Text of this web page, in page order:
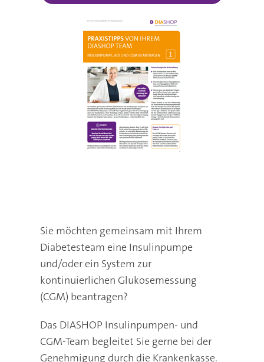
Sie möchten gemeinsam mit Ihrem
Diabetesteam eine Insulinpumpe
und/oder ein System zur
kontinuierlichen Glukosemessung
(CGM) beantragen?
Das DIASHOP Insulinpumpen- und
CGM-Team begleitet Sie gerne bei der
Genehmigung durch die Krankenkasse.